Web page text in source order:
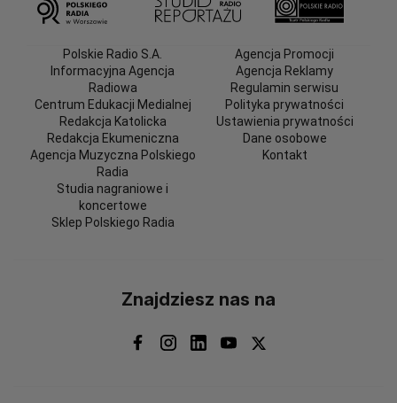
Polskie Radio S.A.
Informacyjna Agencja
Radiowa
Centrum Edukacji Medialnej
Redakcja Katolicka
Redakcja Ekumeniczna
Agencja Muzyczna Polskiego
Radia
Studia nagraniowe i
koncertowe
Sklep Polskiego Radia
Agencja Promocji
Agencja Reklamy
Regulamin serwisu
Polityka prywatności
Ustawienia prywatności
Dane osobowe
Kontakt
Znajdziesz nas na